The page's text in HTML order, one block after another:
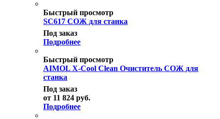
Быстрый просмотр
SC617 СОЖ для станка
Под заказ
Подробнее
Быстрый просмотр
AIMOL X-Cool Clean Очиститель СОЖ для
станка
Под заказ
от 11 824 руб.
Подробнее